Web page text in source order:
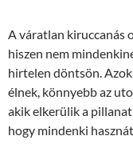
A váratlan kiruccanás
hiszen nem
hirtelen döntsön.
élnek, könnyebb az
akik elkerülik a
hogy mindenki